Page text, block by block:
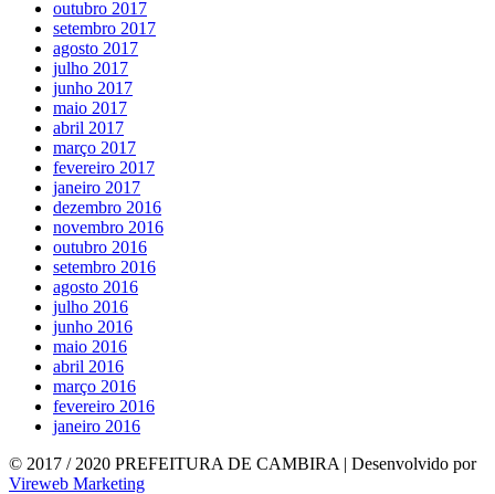
outubro 2017
setembro 2017
agosto 2017
julho 2017
junho 2017
maio 2017
abril 2017
março 2017
fevereiro 2017
janeiro 2017
dezembro 2016
novembro 2016
outubro 2016
setembro 2016
agosto 2016
julho 2016
junho 2016
maio 2016
abril 2016
março 2016
fevereiro 2016
janeiro 2016
© 2017 / 2020 PREFEITURA DE CAMBIRA | Desenvolvido por
Vireweb Marketing